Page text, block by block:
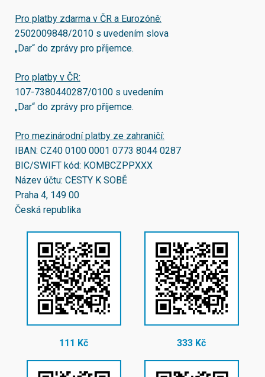
Pro platby zdarma v ČR a Eurozóně:
2502009848/2010 s uvedením slova
„Dar“ do zprávy pro příjemce.
Pro platby v ČR:
107-7380440287/0100 s uvedením
„Dar“ do zprávy pro příjemce.
Pro mezinárodní platby ze zahraničí:
IBAN: CZ40 0100 0001 0773 8044 0287
BIC/SWIFT kód: KOMBCZPPXXX
Název účtu: CESTY K SOBĚ
Praha 4, 149 00
Česká republika
111 Kč 333 Kč